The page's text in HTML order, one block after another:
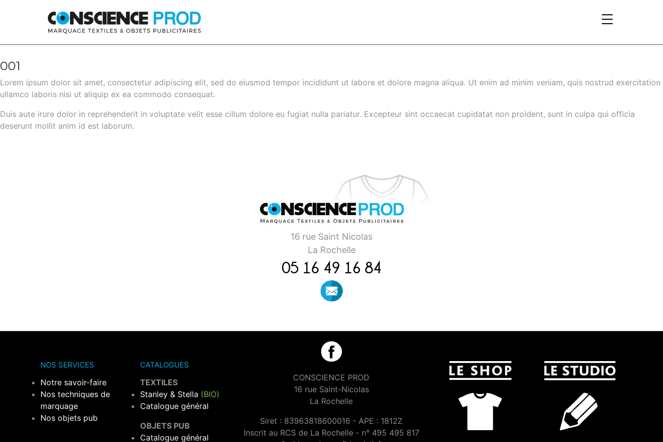
001
Lorem ipsum dolor sit amet, consectetur adipiscing elit, sed do eiusmod tempor incididunt ut labore et dolore magna aliqua. Ut enim ad minim veniam, quis nostrud exercitation
ullamco laboris nisi ut aliquip ex ea commodo consequat.
Duis aute irure dolor in reprehenderit in voluptate velit esse cillum dolore eu fugiat nulla pariatur. Excepteur sint occaecat cupidatat non proident, sunt in culpa qui officia
deserunt mollit anim id est laborum.
16 rue Saint Nicolas
La Rochelle
05 16 49 16 84
NOS SERVICES
Notre savoir-faire
Nos techniques de
marquage
Nos objets pub
CATALOGUES
TEXTILES
Stanley & Stella (BIO)
Catalogue général
OBJETS PUB
Catalogue général
CONSCIENCE PROD
16 rue Saint-Nicolas
La Rochelle
Siret : 83963818600016 - APE : 1812Z
Inscrit au RCS de La Rochelle - n° 495 495 817